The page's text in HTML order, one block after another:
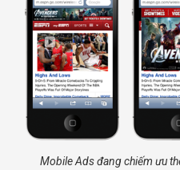
Mobile Ads đang chiếm ưu